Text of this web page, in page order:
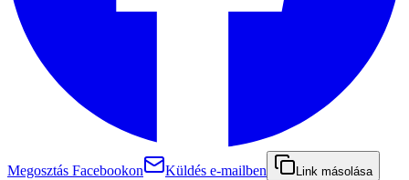
Megosztás Facebookon Küldés e-mailben Link másolása